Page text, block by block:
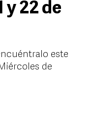
y 22 de
este
de